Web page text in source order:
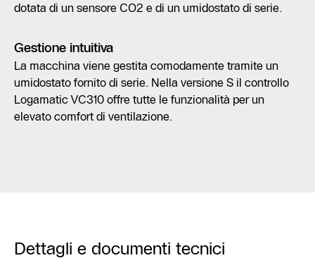
dotata di un sensore CO2 e di un umidostato di serie.
Gestione intuitiva
La macchina viene gestita comodamente tramite un
umidostato fornito di serie. Nella versione S il controllo
Logamatic VC310 offre tutte le funzionalità per un
elevato comfort di ventilazione.
Dettagli e documenti tecnici